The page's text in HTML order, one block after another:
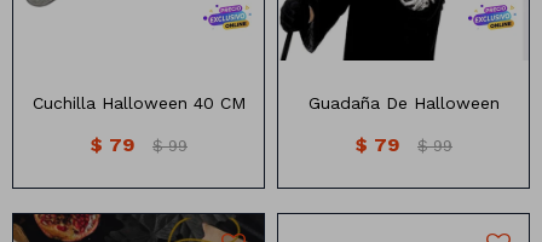
Cuchilla Halloween 40 CM
$ 79 $ 99
Guadaña De Halloween
$ 79 $ 99